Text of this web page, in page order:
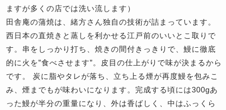
ますが多くの店では洗い流します）
田舎庵の蒲焼は、緒方さん独自の技術が詰まっています。
西日本の直焼きと蒸しを利かせる江戸前のいいとこ取りで
す。串をしっかり打ち、焼きの間付きっきりで、鰻に徹底
的に火を”食べさせます”。皮目の仕上がりで味が決まるから
です。 炭に脂やタレが落ち、立ち上る煙が再度鰻を包みこ
み、煙までもが味わいになります。完成する頃には300gあ
った鰻が半分の重量になり、外は香ばしく、中はふっくら